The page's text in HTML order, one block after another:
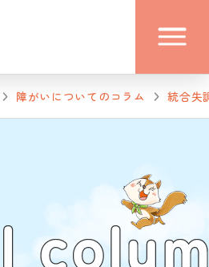
障がいについてのコラム 統合失